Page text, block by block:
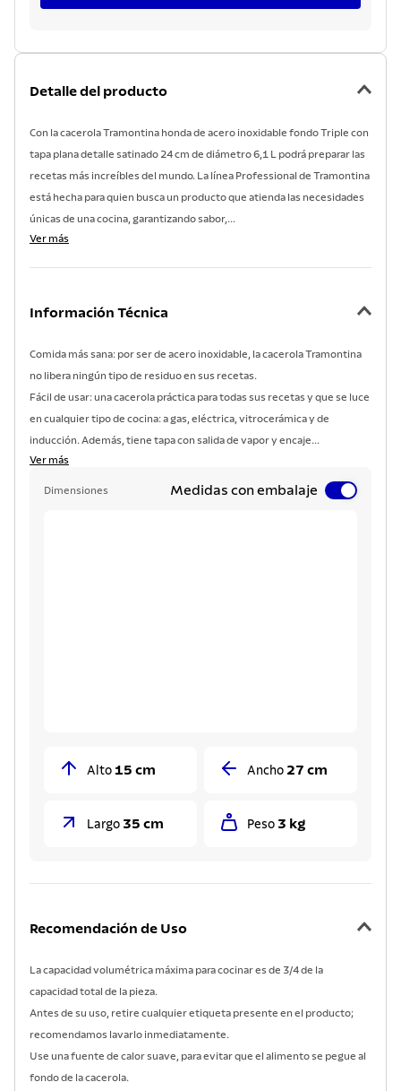
Detalle del producto
Con la cacerola Tramontina honda de acero inoxidable fondo Triple con
tapa plana detalle satinado 24 cm de diámetro 6,1 L podrá preparar las
recetas más increíbles del mundo. La línea Professional de Tramontina
está hecha para quien busca un producto que atienda las necesidades
únicas de una cocina, garantizando sabor,...
Ver más
Información Técnica
Comida más sana: por ser de acero inoxidable, la cacerola Tramontina
no libera ningún tipo de residuo en sus recetas.
Fácil de usar: una cacerola práctica para todas sus recetas y que se luce
en cualquier tipo de cocina: a gas, eléctrica, vitrocerámica y de
inducción. Además, tiene tapa con salida de vapor y encaje...
Ver más
Dimensiones Medidas con embalaje
Alto 15 cm Ancho 27 cm
Largo 35 cm Peso 3 kg
Recomendación de Uso
La capacidad volumétrica máxima para cocinar es de 3/4 de la
capacidad total de la pieza.
Antes de su uso, retire cualquier etiqueta presente en el producto;
recomendamos lavarlo inmediatamente.
Use una fuente de calor suave, para evitar que el alimento se pegue al
fondo de la cacerola.